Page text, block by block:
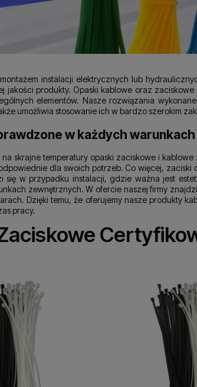
instalacji elektrycznych lub
jakości produkty. Opaski kablowe oraz
elementów. Nasze rozwiązania
umożliwia stosowanie ich w bardzo szerokim
w każdych warunkach
skrajne temperatury opaski zaciskowe i
dla swoich potrzeb. Co więcej, zaciski
się w przypadku instalacji, gdzie ważna jest
zewnętrznych. W ofercie naszej firmy
Dzięki temu, że oferujemy nasze produkty
pracy.